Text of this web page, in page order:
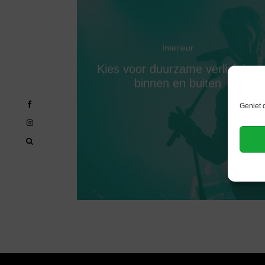
Geniet
Interieur
Kies voor duurzame verlichting
binnen en buiten